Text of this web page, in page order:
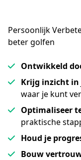
Persoonlijk
beter golfen
Ontwikkeld
Krijg inzicht
waar je kunt
Optimaliseer
praktische
Houd je
Bouw